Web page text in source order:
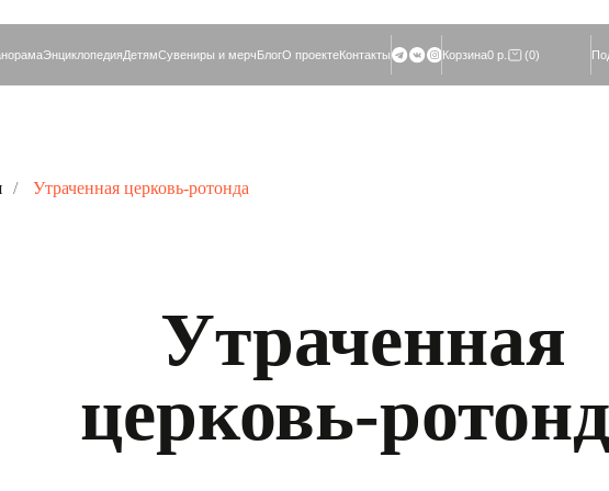
Энциклопедия Сувениры и мерч О проектеКонтакты Корзина0 р. (0) Подержать проект
/ Утраченная церковь-ротонда
Утраченная
церковь-